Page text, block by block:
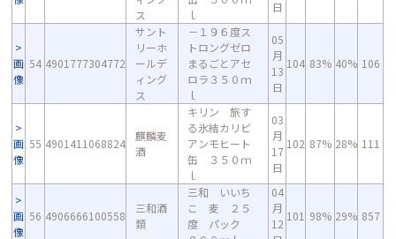
ス
ｌ
日
画
像
54 4901777304772
サント
リーホ
ールデ
ィング
ス
－１９６度ス
トロングゼロ
まるごとアセ
ロラ３５０ｍ
ｌ
05
月
13
日
104 83% 40% 106
画
像
55 4901411068824
麒麟麦
酒
キリン 旅す
る氷結カリビ
アンモヒート
缶 ３５０ｍ
ｌ
03
月
17
日
102 87% 28% 111
画
像
56 4906666100558
三和酒
類
三和 いいち
こ 麦 ２５
度 パック
04
月
12
101 98% 29% 857